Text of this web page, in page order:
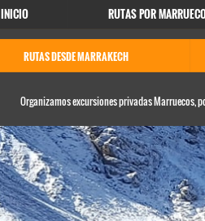
INICIO RUTAS POR
RUTAS DESDE MARRAKECH
Organizamos excursiones privadas Marruecos,